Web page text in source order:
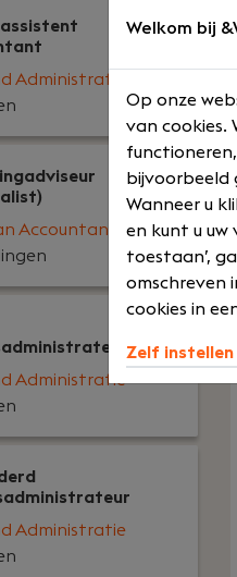
Administratie
Accountants
Administratie
Administratie
Welkom bij
Op onze
van cookies.
bijvoorbeeld
Wanneer u
en kunt u uw
toestaan’,
omschreven
cookies in
Zelf instellen